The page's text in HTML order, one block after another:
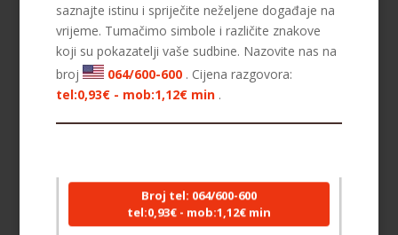
saznajte istinu i spriječite neželjene događaje na
vrijeme. Tumačimo simbole i različite znakove
koji su pokazatelji vaše sudbine. Nazovite nas na
broj
064/600-600 . Cijena razgovora:
tel:0,93€ - mob:1,12€ min .
LUCIJA / Kod #136
Tarot savjetnik je zauzet
Broj tel: 064/600-600
tel:0,93€ - mob:1,12€ min